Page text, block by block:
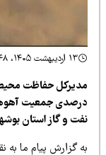
جمعیت آهوها در
و گاز استان بوشهر را